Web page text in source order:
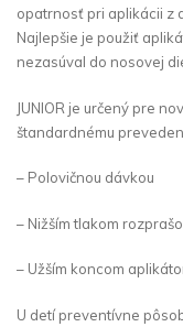
opatrnosť pri aplikácii z
Najlepšie je použiť
nezasúval do nosovej
JUNIOR je určený pre
štandardnému
– Polovičnou dávkou
– Nižším tlakom
– Užším koncom
U detí preventívne